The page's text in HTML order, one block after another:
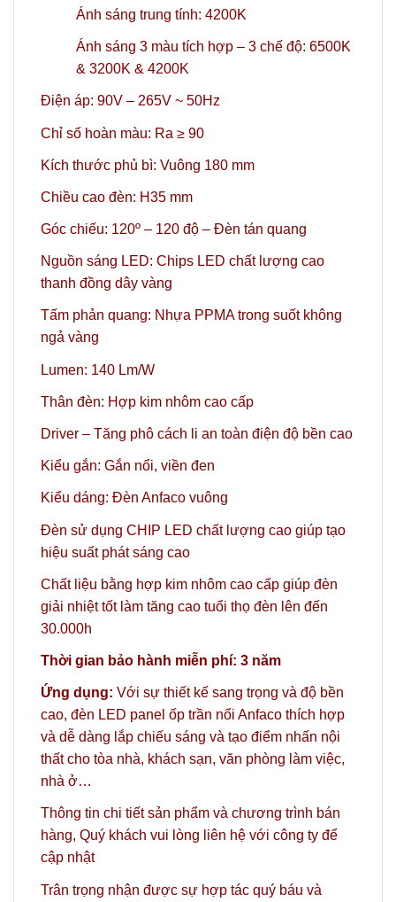
Ánh sáng trung tính: 4200K
Ánh sáng 3 màu tích hợp – 3 chế độ: 6500K
& 3200K & 4200K
Điện áp: 90V – 265V ~ 50Hz
Chỉ số hoàn màu: Ra ≥ 90
Kích thước phủ bì: Vuông 180 mm
Chiều cao đèn: H35 mm
Góc chiếu: 120º – 120 độ – Đèn tán quang
Nguồn sáng LED: Chips LED chất lượng cao
thanh đồng dây vàng
Tấm phản quang: Nhựa PPMA trong suốt không
ngả vàng
Lumen: 140 Lm/W
Thân đèn: Hợp kim nhôm cao cấp
Driver – Tăng phô cách li an toàn điện độ bền cao
Kiểu gắn: Gắn nổi, viền đen
Kiểu dáng: Đèn Anfaco vuông
Đèn sử dụng CHIP LED chất lượng cao giúp tạo
hiệu suất phát sáng cao
Chất liệu bằng hợp kim nhôm cao cấp giúp đèn
giải nhiệt tốt làm tăng cao tuổi thọ đèn lên đến
30.000h
Thời gian bảo hành miễn phí: 3 năm
Ứng dụng: Với sự thiết kế sang trọng và độ bền
cao, đèn LED panel ốp trần nổi Anfaco thích hợp
và dễ dàng lắp chiếu sáng và tạo điểm nhấn nội
thất cho tòa nhà, khách sạn, văn phòng làm việc,
nhà ở…
Thông tin chi tiết sản phẩm và chương trình bán
hàng, Quý khách vui lòng liên hệ với công ty để
cập nhật
Trân trọng nhận được sự hợp tác quý báu và